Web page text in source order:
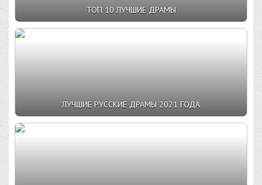
ТОП 10 ЛУЧШИЕ ДРАМЫ
ЛУЧШИЕ РУССКИЕ ДРАМЫ 2021 ГОДА